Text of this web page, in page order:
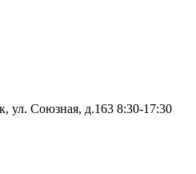
ул. Союзная, д.163 8:30-17:30